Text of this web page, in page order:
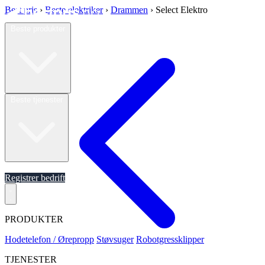
Registrer bedrift
PRODUKTER
Hodetelefon / Ørepropp Støvsuger Robotgressklipper
TJENESTER
Best pris › Beste elektriker › Drammen › Select Elektro